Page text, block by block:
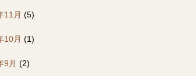
11月 (5)
10月 (1)
9月 (2)